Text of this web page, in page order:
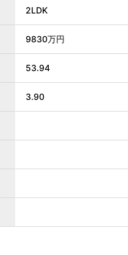
2LDK
9830万円
53.94
3.90